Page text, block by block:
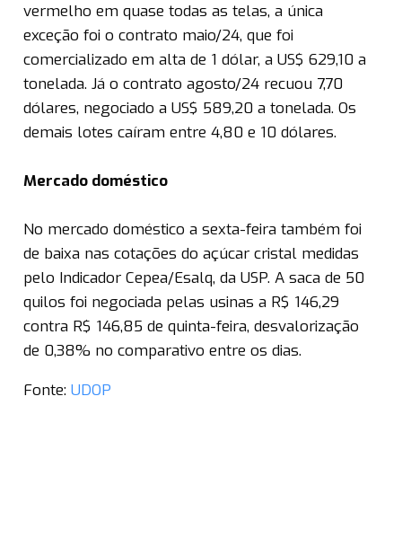
vermelho em quase todas as telas, a única
exceção foi o contrato maio/24, que foi
comercializado em alta de 1 dólar, a US$ 629,10 a
tonelada. Já o contrato agosto/24 recuou 7,70
dólares, negociado a US$ 589,20 a tonelada. Os
demais lotes caíram entre 4,80 e 10 dólares.
Mercado doméstico
No mercado doméstico a sexta-feira também foi
de baixa nas cotações do açúcar cristal medidas
pelo Indicador Cepea/Esalq, da USP. A saca de 50
quilos foi negociada pelas usinas a R$ 146,29
contra R$ 146,85 de quinta-feira, desvalorização
de 0,38% no comparativo entre os dias.
Fonte: UDOP